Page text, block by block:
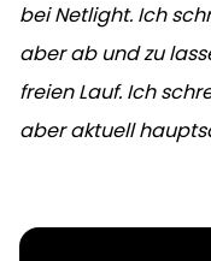
bei Netlight. Ich
aber ab und zu
freien Lauf. Ich
aber aktuell